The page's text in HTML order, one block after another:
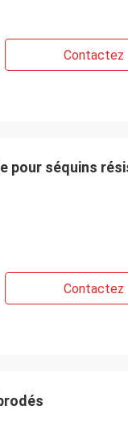
Contactez
pour séquins
Contactez